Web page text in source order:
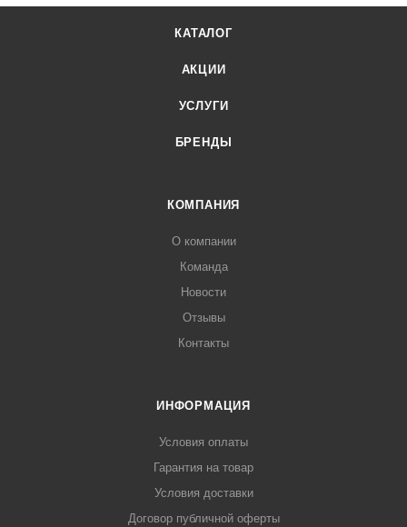
КАТАЛОГ
АКЦИИ
УСЛУГИ
БРЕНДЫ
КОМПАНИЯ
О компании
Команда
Новости
Отзывы
Контакты
ИНФОРМАЦИЯ
Условия оплаты
Гарантия на товар
Условия доставки
Договор публичной оферты